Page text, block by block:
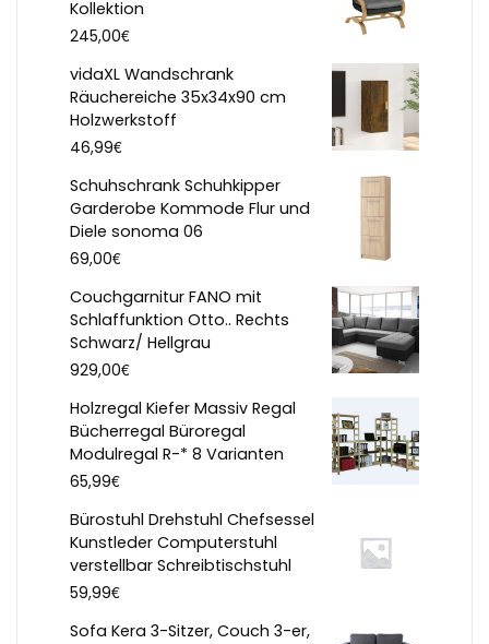
Kollektion
245,00€
vidaXL Wandschrank
Räuchereiche 35x34x90 cm
Holzwerkstoff
46,99€
Schuhschrank Schuhkipper
Garderobe Kommode Flur und
Diele sonoma 06
69,00€
Couchgarnitur FANO mit
Schlaffunktion Otto.. Rechts
Schwarz/ Hellgrau
929,00€
Holzregal Kiefer Massiv Regal
Bücherregal Büroregal
Modulregal R-* 8 Varianten
65,99€
Bürostuhl Drehstuhl Chefsessel
Kunstleder Computerstuhl
verstellbar Schreibtischstuhl
59,99€
Sofa Kera 3-Sitzer, Couch 3-er,